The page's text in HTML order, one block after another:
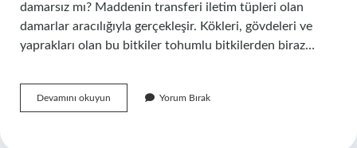
damarsız mı? Maddenin transferi iletim tüpleri olan
damarlar aracılığıyla gerçekleşir. Kökleri, gövdeleri ve
yaprakları olan bu bitkiler tohumlu bitkilerden biraz…
Devamını okuyun
Otu
Yorum Bırak